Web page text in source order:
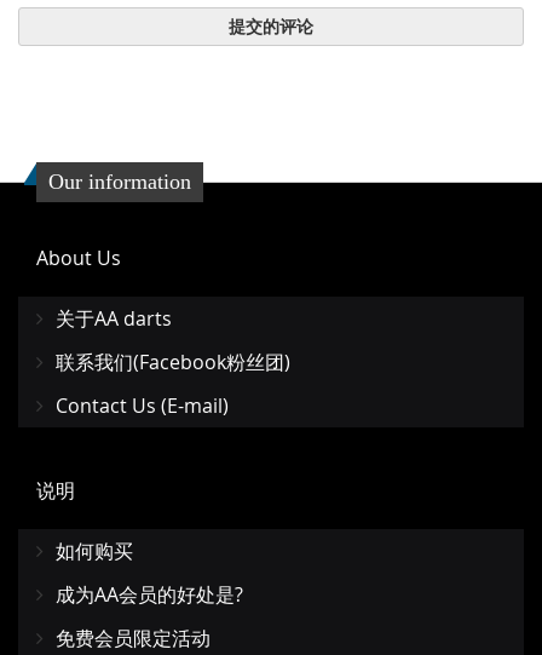
提交的评论
Our information
About Us
关于AA darts
联系我们(Facebook粉丝团)
Contact Us (E-mail)
说明
如何购买
成为AA会员的好处是?
免费会员限定活动